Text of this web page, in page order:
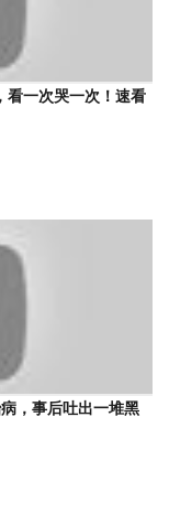
看一次哭一次！速看
，事后吐出一堆黑